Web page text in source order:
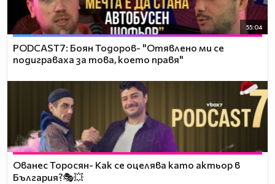
55:04
PODCAST7: ‪Боян Тодоров- "Отявлено ми се
подиграваха за това, което правя"
Ованес Торосян- Как се оцелява като актьор в
България?🎭💥